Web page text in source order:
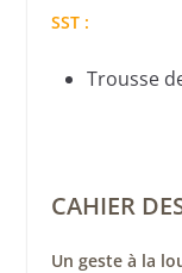
SST :
Trousse
CAHIER
Un geste à la